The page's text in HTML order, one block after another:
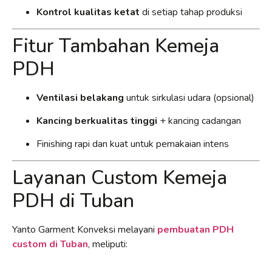
Kontrol kualitas ketat di setiap tahap produksi
Fitur Tambahan Kemeja
PDH
Ventilasi belakang untuk sirkulasi udara (opsional)
Kancing berkualitas tinggi + kancing cadangan
Finishing rapi dan kuat untuk pemakaian intens
Layanan Custom Kemeja
PDH di Tuban
Yanto Garment Konveksi melayani pembuatan PDH
custom di Tuban, meliputi: